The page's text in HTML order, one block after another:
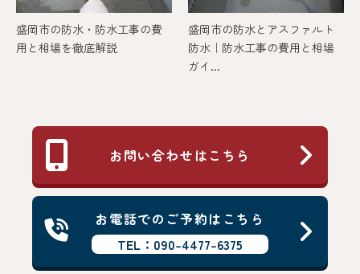
盛岡市の防水・防水工事の費
用と相場を徹底解説
盛岡市の防水とアスファルト
防水｜防水工事の費用と相場
ガイ...
お問い合わせはこちら
お電話でのご予約はこちら
TEL：090-4477-6375